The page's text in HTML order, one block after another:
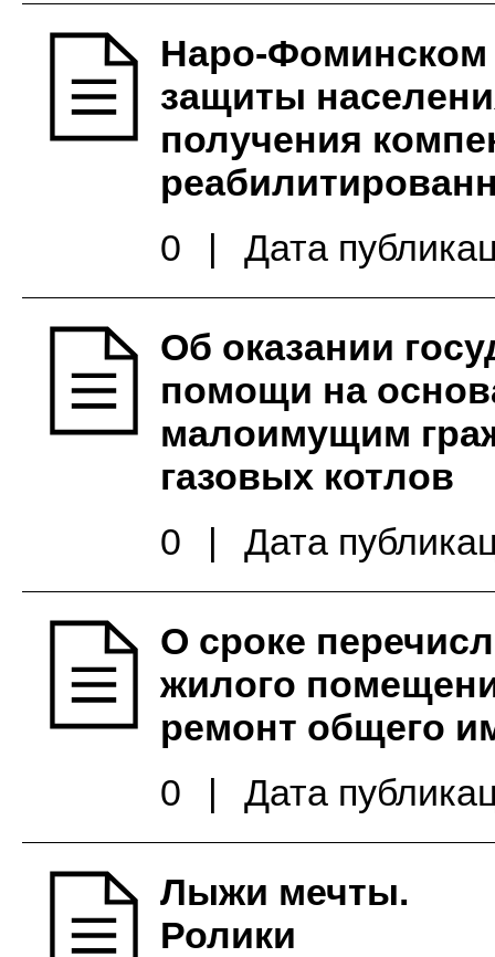
Наро-Фоминском
защиты
получения
0
| Дата
Об оказании
помощи на
малоимущим
газовых котлов
0
| Дата
О сроке
жилого
ремонт общего
0
| Дата
Лыжи мечты.
Ролики